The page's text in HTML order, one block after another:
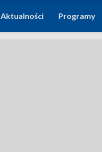
Aktualności Programy